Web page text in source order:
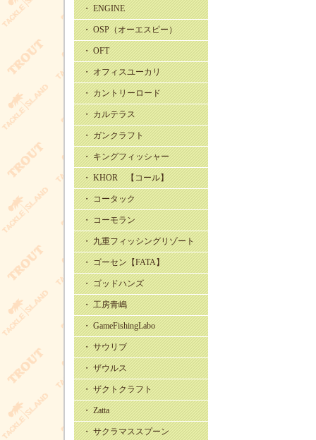
・ ENGINE
・ OSP（オーエスピー）
・ OFT
・ オフィスユーカリ
・ カントリーロード
・ カルテラス
・ ガンクラフト
・ キングフィッシャー
・ KHOR 【コール】
・ コータック
・ コーモラン
・ 九重フィッシングリゾート
・ ゴーセン【FATA】
・ ゴッドハンズ
・ 工房青嶋
・ GameFishingLabo
・ サウリブ
・ ザウルス
・ ザクトクラフト
・ Zatta
・ サクラマススプーン